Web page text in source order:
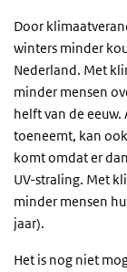
Door
winters minder
Nederland. Met
minder mensen
helft van de eeuw.
toeneemt, kan
komt omdat er
UV-straling. Met
minder mensen
jaar).
Het is nog niet